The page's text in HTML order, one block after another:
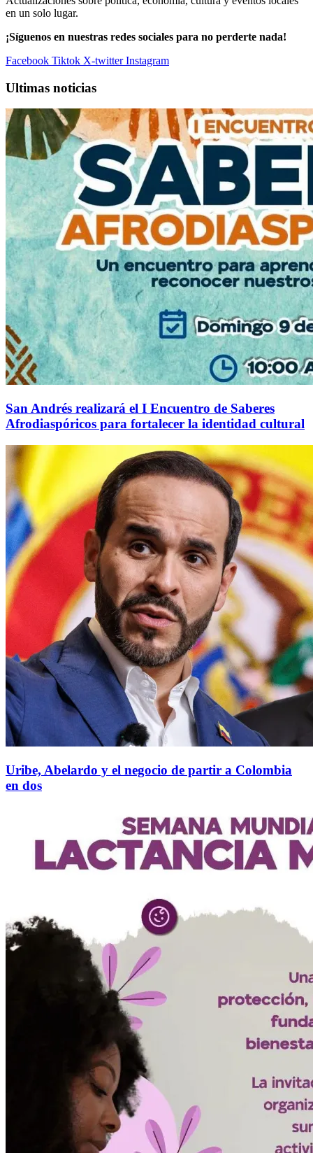
en un solo lugar.
¡Síguenos en nuestras redes sociales para no perderte nada!
Facebook Tiktok X-twitter Instagram
Ultimas noticias
San Andrés realizará el I Encuentro de Saberes
Afrodiaspóricos para fortalecer la identidad cultural
Uribe, Abelardo y el negocio de partir a Colombia
en dos